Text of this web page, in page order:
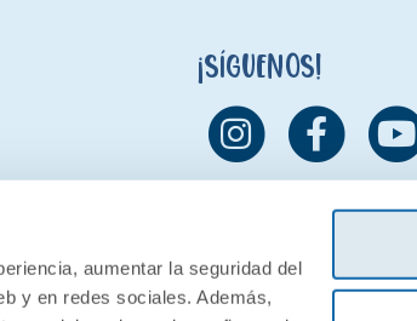
aumentar la seguridad del
y en redes sociales. Además,
¡Síguenos!